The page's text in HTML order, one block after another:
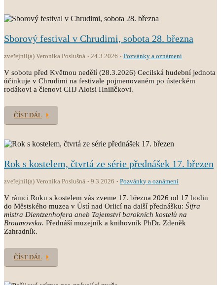
Sborový festival v Chrudimi, sobota 28. března
zveřejnil(a) Veronika Poslušná 24.3.2026 Pozvánky a oznámení
V sobotu před Květnou nedělí (28.3.2026) Cecilská hudební jednota
účinkuje v Chrudimi na festivale pojmenovaném po ústeckém
rodákovi a členovi CHJ Aloisi Hniličkovi.
ČÍST DÁL
Rok s kostelem, čtvrtá ze série přednášek 17. březen
zveřejnil(a) Veronika Poslušná 9.3.2026 Pozvánky a oznámení
V rámci Roku s kostelem vás zveme 17. března 2026 od 17 hodin
do Městského muzea v Ústí nad Orlicí na další přednášku: Šifra
mistra Dientzenhofera aneb Tajemství barokních kostelů na
Broumovsku. Přednáší muzejník a knihovník PhDr. Zdeněk
Zahradník.
ČÍST DÁL